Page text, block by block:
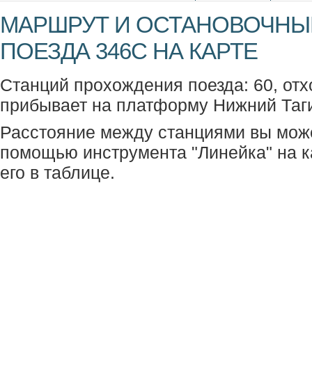
МАРШРУТ И
ПОЕЗДА 346С НА КАРТЕ
Станций прохождения поезда: 60,
прибывает на платформу Нижний
Расстояние между станциями вы
помощью инструмента "Линейка" на
его в таблице.